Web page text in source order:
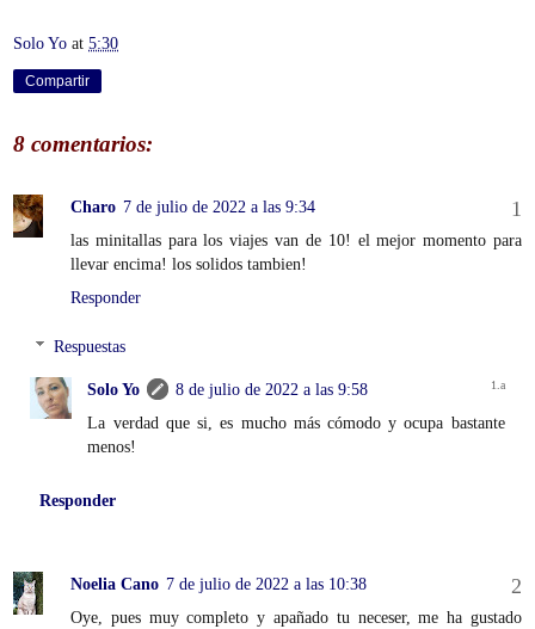
Solo Yo at 5:30
Compartir
8 comentarios:
Charo 7 de julio de 2022 a las 9:34
las minitallas para los viajes van de 10! el mejor momento para
llevar encima! los solidos tambien!
Responder
Respuestas
Solo Yo
8 de julio de 2022 a las 9:58
La verdad que si, es mucho más cómodo y ocupa bastante
menos!
Responder
Noelia Cano 7 de julio de 2022 a las 10:38
Oye, pues muy completo y apañado tu neceser, me ha gustado